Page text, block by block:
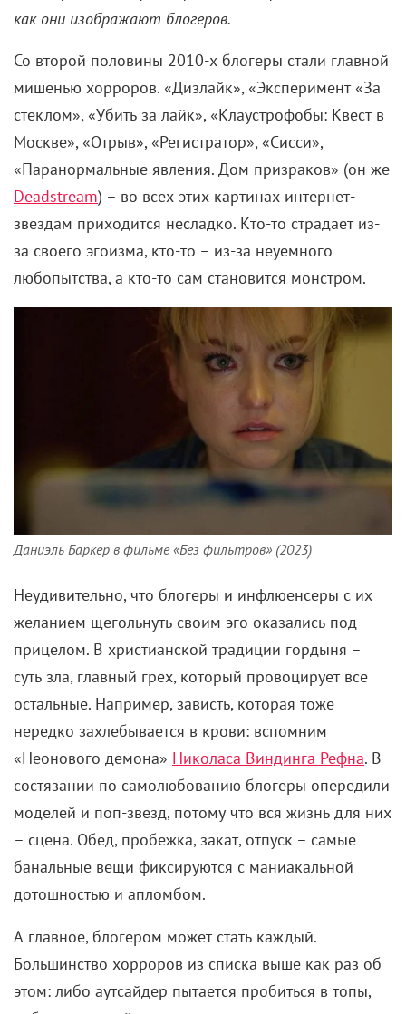
Даниэль Баркер в фильме «Без фильтров» (2023)
Неудивительно, что блогеры и инфлюенсеры с их
желанием щегольнуть своим эго оказались под
прицелом. В христианской традиции гордыня –
суть зла, главный грех, который провоцирует все
остальные. Например, зависть, которая тоже
нередко захлебывается в крови: вспомним
«Неонового демона»Николаса Виндинга Рефна
состязании по самолюбованию блогеры опередили
моделей и поп-звезд, потому что вся жизнь для них
– сцена. Обед, пробежка, закат, отпуск – самые
банальные вещи фиксируются с маниакальной
А главное, блогером может стать каждый.
Большинство хорроров из списка выше как раз об
этом: либо аутсайдер пытается пробиться в топы,
либо очередной «миллионник» оказывается
пустышкой и самозванцем – то есть обычным
человеком. «Без фильтров» и «Остров иллюзий»
заимствуют эти сценарии, предлагая два разных
взгляда на феномен интернет-звезд. Оба фильма –
о девушках-блогерах, которые используют свою
красоту и обаяние как приманку для подписчиков.
И там и там героини фейковые: они совсем не те,
за кого себя выдают. И Джесс из картины «Без
фильтров», и Мэдисон из «Острова иллюзий»